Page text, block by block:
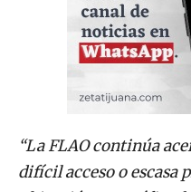
“La FLAO continúa
difícil acceso o escasa